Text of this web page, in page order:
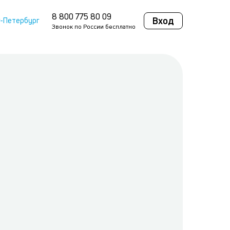
Петербург 8 800 775 80 09
Звонок по России бесплатно Вход